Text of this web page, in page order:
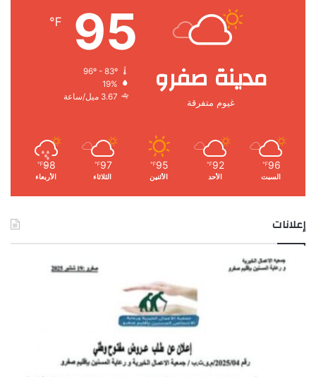
مدينة صفرو
غيوم متفرقة
95
℉
96º - 83º
19%
3.67 ميل/ساعة
96
℉
السبت
92
℉
الأحد
95
℉
الأثنين
97
℉
الثلاثاء
98
℉
الأربعاء
إعلانات